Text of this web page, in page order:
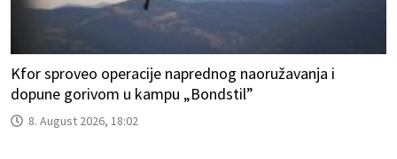
Kfor sproveo operacije naprednog naoružavanja i
dopune gorivom u kampu „Bondstil”
8. August 2026, 18:02